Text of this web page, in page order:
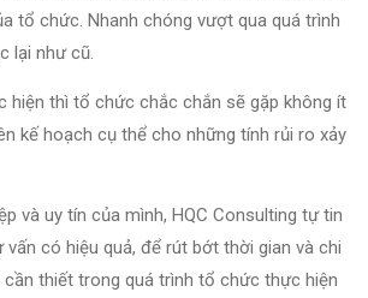
tổ chức. Nhanh chóng vượt qua quá trình
lại như cũ.
hiện thì tổ chức chắc chắn sẽ gặp không ít
kế hoạch cụ thể cho những tính rủi ro xảy
và uy tín của mình, HQC Consulting tự tin
có hiệu quả, để rút bớt thời gian và chi
cần thiết trong quá trình tổ chức thực hiện